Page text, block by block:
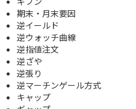
期末・月末要因
逆イールド
逆ウォッチ曲線
逆指値注文
逆ざや
逆張り
逆マーチンゲール方式
キャップ